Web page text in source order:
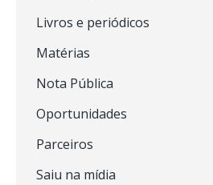
Livros e periódicos
Matérias
Nota Pública
Oportunidades
Parceiros
Saiu na mídia